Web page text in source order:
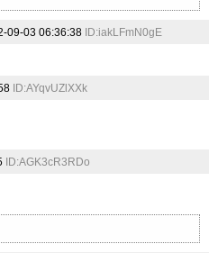
09-03 06:36:38 ID:iakLFmN0gE
ID:AYqvUZlXXk
ID:AGK3cR3RDo